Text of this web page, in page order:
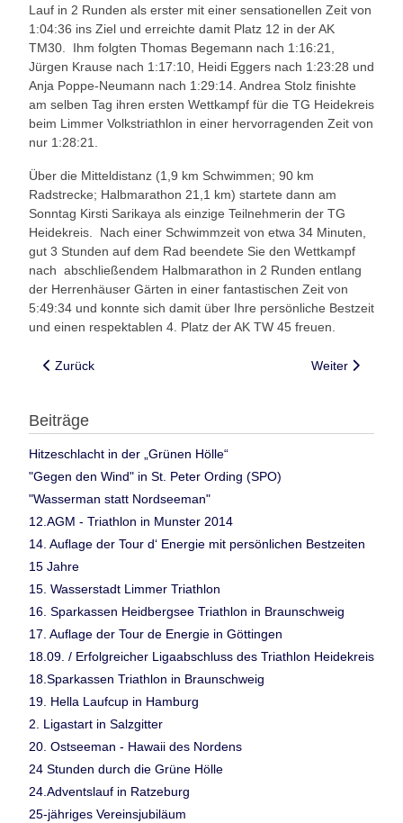
Lauf in 2 Runden als erster mit einer sensationellen Zeit von
1:04:36 ins Ziel und erreichte damit Platz 12 in der AK
TM30. Ihm folgten Thomas Begemann nach 1:16:21,
Jürgen Krause nach 1:17:10, Heidi Eggers nach 1:23:28 und
Anja Poppe-Neumann nach 1:29:14. Andrea Stolz finishte
am selben Tag ihren ersten Wettkampf für die TG Heidekreis
beim Limmer Volkstriathlon in einer hervorragenden Zeit von
nur 1:28:21.
Über die Mitteldistanz (1,9 km Schwimmen; 90 km
Radstrecke; Halbmarathon 21,1 km) startete dann am
Sonntag Kirsti Sarikaya als einzige Teilnehmerin der TG
Heidekreis. Nach einer Schwimmzeit von etwa 34 Minuten,
gut 3 Stunden auf dem Rad beendete Sie den Wettkampf
nach abschließendem Halbmarathon in 2 Runden entlang
der Herrenhäuser Gärten in einer fantastischen Zeit von
5:49:34 und konnte sich damit über Ihre persönliche Bestzeit
und einen respektablen 4. Platz der AK TW 45 freuen.
Vorheriger Beitrag: Heidekreis Triathleten im Kraichgau
Zurück Nächster
Weiter
Beiträge
Hitzeschlacht in der „Grünen Hölle“
"Gegen den Wind" in St. Peter Ording (SPO)
"Wasserman statt Nordseeman"
12.AGM - Triathlon in Munster 2014
14. Auflage der Tour d‘ Energie mit persönlichen Bestzeiten
15 Jahre
15. Wasserstadt Limmer Triathlon
16. Sparkassen Heidbergsee Triathlon in Braunschweig
17. Auflage der Tour de Energie in Göttingen
18.09. / Erfolgreicher Ligaabschluss des Triathlon Heidekreis
18.Sparkassen Triathlon in Braunschweig
19. Hella Laufcup in Hamburg
2. Ligastart in Salzgitter
20. Ostseeman - Hawaii des Nordens
24 Stunden durch die Grüne Hölle
24.Adventslauf in Ratzeburg
25-jähriges Vereinsjubiläum